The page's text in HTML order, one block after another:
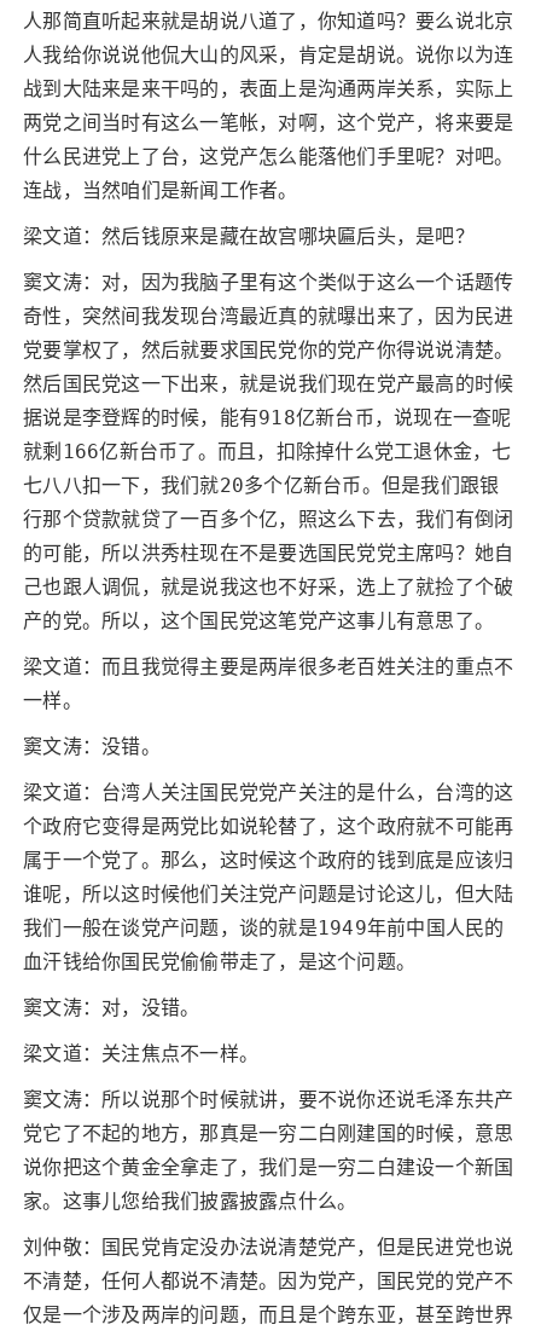
人那简直听起来就是胡说八道了，你知道吗？要么说北京
人我给你说说他侃大山的风采，肯定是胡说。说你以为连
战到大陆来是来干吗的，表面上是沟通两岸关系，实际上
两党之间当时有这么一笔帐，对啊，这个党产，将来要是
什么民进党上了台，这党产怎么能落他们手里呢？对吧。
连战，当然咱们是新闻工作者。
梁文道：然后钱原来是藏在故宫哪块匾后头，是吧？
窦文涛：对，因为我脑子里有这个类似于这么一个话题传
奇性，突然间我发现台湾最近真的就曝出来了，因为民进
党要掌权了，然后就要求国民党你的党产你得说说清楚。
然后国民党这一下出来，就是说我们现在党产最高的时候
据说是李登辉的时候，能有918亿新台币，说现在一查呢
就剩166亿新台币了。而且，扣除掉什么党工退休金，七
七八八扣一下，我们就20多个亿新台币。但是我们跟银
行那个贷款就贷了一百多个亿，照这么下去，我们有倒闭
的可能，所以洪秀柱现在不是要选国民党党主席吗？她自
己也跟人调侃，就是说我这也不好采，选上了就捡了个破
产的党。所以，这个国民党这笔党产这事儿有意思了。
梁文道：而且我觉得主要是两岸很多老百姓关注的重点不
一样。
窦文涛：没错。
梁文道：台湾人关注国民党党产关注的是什么，台湾的这
个政府它变得是两党比如说轮替了，这个政府就不可能再
属于一个党了。那么，这时候这个政府的钱到底是应该归
谁呢，所以这时候他们关注党产问题是讨论这儿，但大陆
我们一般在谈党产问题，谈的就是1949年前中国人民的
血汗钱给你国民党偷偷带走了，是这个问题。
窦文涛：对，没错。
梁文道：关注焦点不一样。
窦文涛：所以说那个时候就讲，要不说你还说毛泽东共产
党它了不起的地方，那真是一穷二白刚建国的时候，意思
说你把这个黄金全拿走了，我们是一穷二白建设一个新国
家。这事儿您给我们披露披露点什么。
刘仲敬：国民党肯定没办法说清楚党产，但是民进党也说
不清楚，任何人都说不清楚。因为党产，国民党的党产不
仅是一个涉及两岸的问题，而且是个跨东亚，甚至跨世界